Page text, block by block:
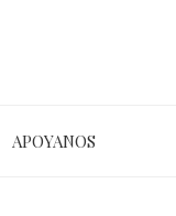
APOYANOS